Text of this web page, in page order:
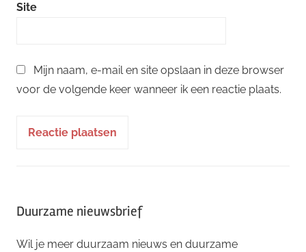
Site
Mijn naam, e-mail en site opslaan in deze browser
voor de volgende keer wanneer ik een reactie plaats.
Duurzame nieuwsbrief
Wil je meer duurzaam nieuws en duurzame